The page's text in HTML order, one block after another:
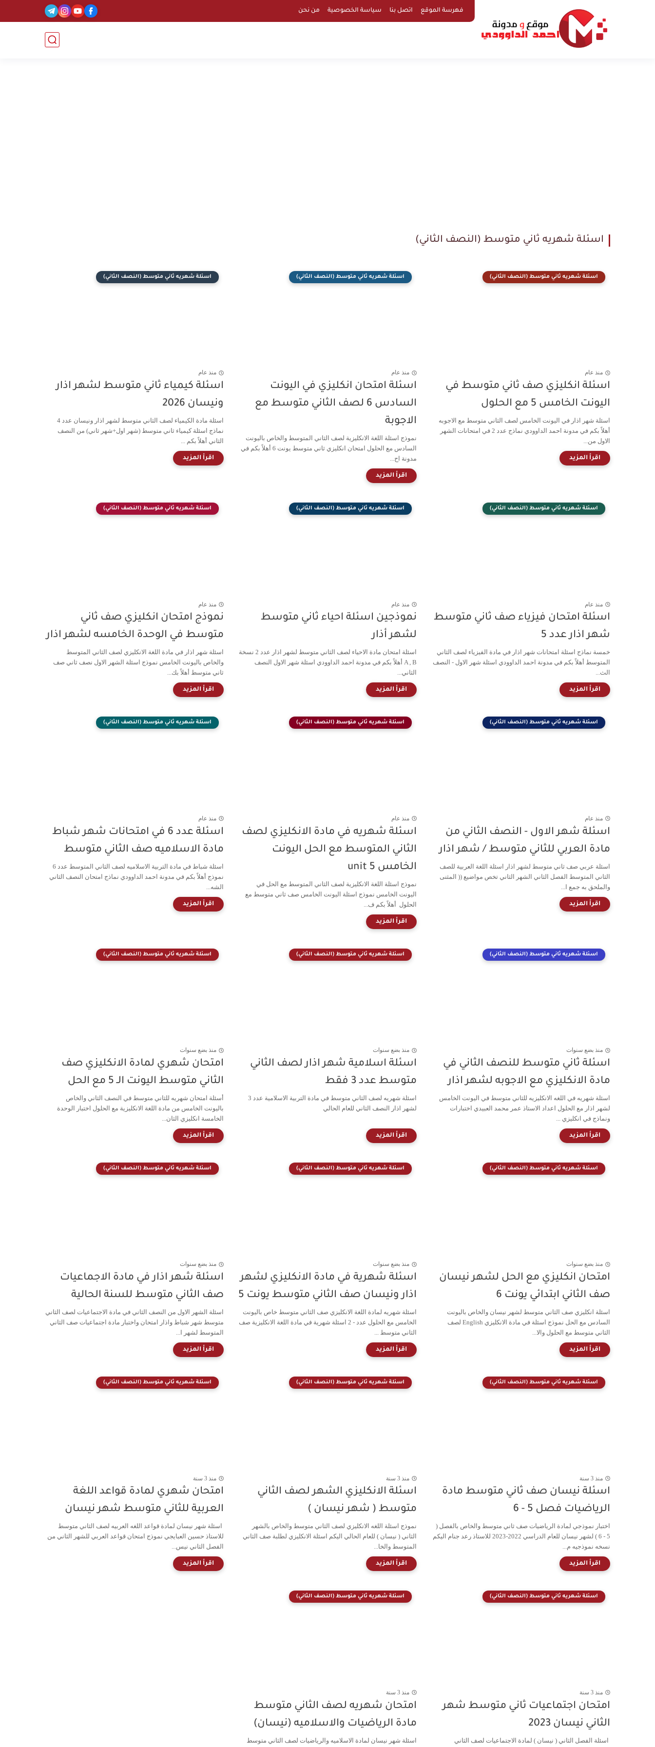
فهرسة الموقع اتصل بنا سياسة الخصوصية من نحن
اسئلة شهريه ثاني متوسط (النصف الثاني)
اسئلة شهريه ثاني متوسط (النصف الثاني)
منذ عام
اسئلة انكليزي صف ثاني متوسط في
اليونت الخامس 5 مع الحلول
اسئلة شهر اذار في اليونت الخامس لصف الثاني متوسط مع الاجوبه
أهلاً بكم في مدونة احمد الداوودي نماذج عدد 2 في امتحانات الشهر
الاول من...
اسئلة شهريه ثاني متوسط (النصف الثاني)
منذ عام
اسئلة امتحان انكليزي في اليونت
السادس 6 لصف الثاني متوسط مع
الاجوبة
نموذج اسئلة اللغة الانكليزية لصف الثاني المتوسط والخاص باليونت
السادس مع الحلول امتحان انكليزي ثاني متوسط يونت 6 أهلاً بكم في
مدونة اح...
اسئلة شهريه ثاني متوسط (النصف الثاني)
منذ عام
اسئلة كيمياء ثاني متوسط لشهر اذار
ونيسان 2026
اسئلة مادة الكيمياء لصف الثاني متوسط لشهر اذار ونيسان عدد 4
نماذج اسئلة كيمياء ثاني متوسط (شهر اول+شهر ثاني) من النصف
الثاني أهلاً بكم ...
اسئلة شهريه ثاني متوسط (النصف الثاني)
منذ عام
اسئلة امتحان فيزياء صف ثاني متوسط
شهر اذار عدد 5
خمسة نماذج اسئلة امتحانات شهر اذار في مادة الفيزياء لصف الثاني
المتوسط أهلاً بكم في مدونة احمد الداوودي اسئلة شهر الاول - النصف
الث...
اسئلة شهريه ثاني متوسط (النصف الثاني)
منذ عام
نموذجين اسئلة احياء ثاني متوسط
لشهر أذار
اسئلة امتحان مادة الاحياء لصف الثاني متوسط لشهر اذار عدد 2 نسخة
A , B أهلاً بكم في مدونة احمد الداوودي اسئلة شهر الاول النصف
الثاني...
اسئلة شهريه ثاني متوسط (النصف الثاني)
منذ عام
نموذج امتحان انكليزي صف ثاني
متوسط في الوحدة الخامسه لشهر اذار
اسئلة شهر اذار في مادة اللغة الانكليزي لصف الثاني المتوسط
والخاص باليونت الخامس نموذج اسئلة الشهر الاول نصف ثاني صف
ثاني متوسط أهلاً بك...
اسئلة شهريه ثاني متوسط (النصف الثاني)
منذ عام
اسئلة شهر الاول - النصف الثاني من
مادة العربي للثاني متوسط / شهر اذار
اسئلة عربي صف ثاني متوسط لشهر اذار اسئلة اللغة العربية للصف
الثاني المتوسط الفصل الثاني الشهر الثاني تخص مواضيع (( المثنى
والملحق به جمع ا...
اسئلة شهريه ثاني متوسط (النصف الثاني)
منذ عام
اسئلة شهريه في مادة الانكليزي لصف
الثاني المتوسط مع الحل اليونت
الخامس unit 5
نموذج اسئلة اللغة الانكليزية لصف الثاني المتوسط مع الحل في
اليونت الخامس نموذج اسئلة اليونت الخامس صف ثاني متوسط مع
الحلول أهلاً بكم ف...
اسئلة شهريه ثاني متوسط (النصف الثاني)
منذ عام
اسئلة عدد 6 في امتحانات شهر شباط
مادة الاسلاميه صف الثاني متوسط
اسئلة شباط في مادة التربية الاسلاميه لصف الثاني المتوسط عدد 6
نموذج أهلاً بكم في مدونة احمد الداوودي نماذج امتحان النصف الثاني
الشه...
اسئلة شهريه ثاني متوسط (النصف الثاني)
منذ بضع سنوات
اسئلة ثاني متوسط للنصف الثاني في
مادة الانكليزي مع الاجوبه لشهر اذار
اسئلة شهريه في اللغه الانكليزيه للثاني متوسط في اليونت الخامس
لشهر اذار مع الحلول اعداد الاستاذ عمر محمد العبيدي اختبارات
ونماذج في انكليزي ...
اسئلة شهريه ثاني متوسط (النصف الثاني)
منذ بضع سنوات
اسئلة اسلامية شهر اذار لصف الثاني
متوسط عدد 3 فقط
اسئلة شهريه لصف الثاني متوسط في مادة التربية الاسلامية عدد 3
لشهر اذار النصف الثاني للعام الحالي
اسئلة شهريه ثاني متوسط (النصف الثاني)
منذ بضع سنوات
امتحان شهري لمادة الانكليزي صف
الثاني متوسط اليونت الـ 5 مع الحل
أسئلة امتحان شهريه للثاني متوسط في النصف الثاني والخاص
باليونت الخامس من مادة اللغة الانكليزية مع الحلول اختبار الوحدة
الخامسة انكليزي الثان...
اسئلة شهريه ثاني متوسط (النصف الثاني)
منذ بضع سنوات
امتحان انكليزي مع الحل لشهر نيسان
صف الثاني ابتدائي يونت 6
اسئلة انكليزي صف الثاني متوسط لشهر نيسان والخاص باليونت
السادس مع الحل نموذج اسئلة في مادة الانكليزي English لصف
الثاني متوسط مع الحلول والا...
اسئلة شهريه ثاني متوسط (النصف الثاني)
منذ بضع سنوات
اسئلة شهرية في مادة الانكليزي لشهر
اذار ونيسان صف الثاني متوسط يونت 5
اسئلة شهريه لمادة اللغة الانكليزي صف الثاني متوسط خاص باليونت
الخامس مع الحلول عدد - 2 اسئلة شهرية في مادة اللغة الانكليزية صف
الثاني متوسط ...
اسئلة شهريه ثاني متوسط (النصف الثاني)
منذ بضع سنوات
اسئلة شهر اذار في مادة الاجماعيات
صف الثاني متوسط للسنة الحالية
اسئلة الشهر الاول من النصف الثاني في مادة الاجتماعيات لصف الثاني
متوسط شهر شباط واذار امتحان واختبار مادة اجتماعيات صف الثاني
المتوسط لشهر ا...
اسئلة شهريه ثاني متوسط (النصف الثاني)
منذ 3 سنة
اسئلة نيسان صف ثاني متوسط مادة
الرياضيات فصل 5 - 6
اختبار نموذجي لمادة الرياضيات صف ثاني متوسط والخاص بالفصل (
5 - 6 ) لشهر نيسان للعام الدراسي 2022-2023 للاستاذ رعد جنام اليكم
نسخه نموذجيه م...
اسئلة شهريه ثاني متوسط (النصف الثاني)
منذ 3 سنة
اسئلة الانكليزي الشهر لصف الثاني
متوسط ( شهر نيسان )
نموذج اسئلة اللغه الانكليزي لصف الثاني متوسط والخاص بالشهر
الثاني ( نيسان ) للعام الحالي اليكم اسئلة الانكليزي لطلبة صف الثاني
المتوسط والخا...
اسئلة شهريه ثاني متوسط (النصف الثاني)
منذ 3 سنة
امتحان شهري لمادة قواعد اللغة
العربية للثاني متوسط شهر نيسان
اسئلة شهر نيسان لمادة قواعد اللغه العربيه لصف الثاني متوسط
للاستاذ حسين العبايجي نموذج امتحان قواعد العربي للشهر الثاني من
الفصل الثاني نيس...
اسئلة شهريه ثاني متوسط (النصف الثاني)
منذ 3 سنة
امتحان اجتماعيات ثاني متوسط شهر
الثاني نيسان 2023
اسئلة الفصل الثاني ( نيسان ) لمادة الاجتماعيات لصف الثاني
اسئلة شهريه ثاني متوسط (النصف الثاني)
منذ 3 سنة
امتحان شهريه لصف الثاني متوسط
مادة الرياضيات والاسلاميه (نيسان)
اسئلة شهر نيسان لمادة الاسلاميه والرياضيات لصف الثاني متوسط